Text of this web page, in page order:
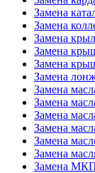
Замена
Замена
Замена
Замена
Замена
Замена
Замена
Замена
Замена
Замена
Замена
Замена
Замена